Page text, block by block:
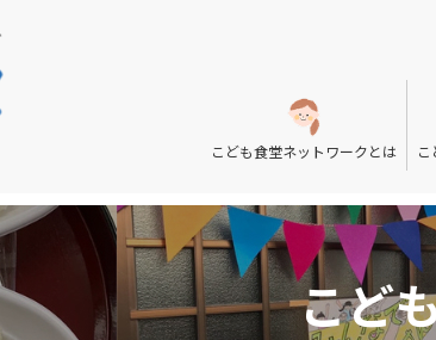
こども食堂ネットワークとは
こど